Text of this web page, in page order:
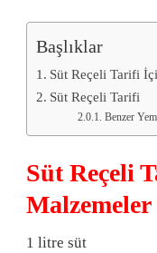
Başlıklar
Süt Reçeli Tarifi
Süt Reçeli Tarifi
Benzer
Süt Reçeli
Malzemeler
1 litre süt